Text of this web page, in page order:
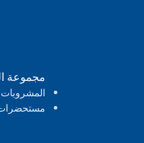
مجموعة
المشروبات
مستحضرات